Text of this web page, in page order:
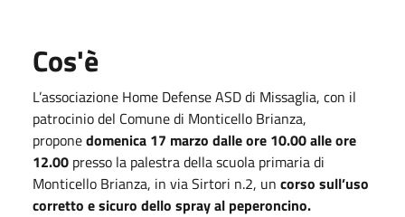
Cos'è
L’associazione Home Defense ASD di Missaglia, con il
patrocinio del Comune di Monticello Brianza,
proponedomenica 17 marzo dalle ore 10.00 alle ore
12.00 presso la palestra della scuola primaria di
Monticello Brianza, in via Sirtori n.2, un corso sull’uso
corretto e sicuro dello spray al peperoncino.